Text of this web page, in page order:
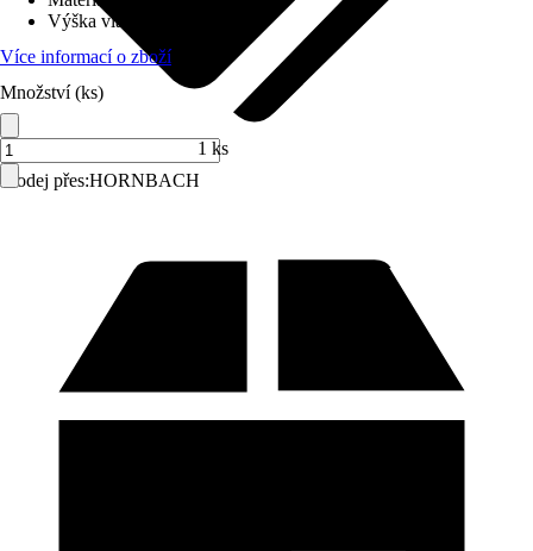
Prodej přes:HORNBACH
Výška vlasu (cca)
Více informací o zboží
Množství (ks)
1 ks